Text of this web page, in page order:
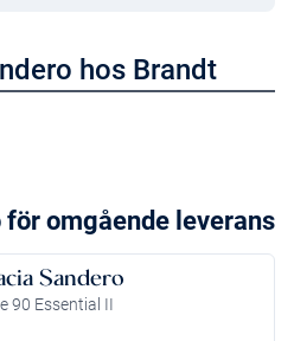
hos Brandt
för omgående leverans
Sandero
90 Essential II